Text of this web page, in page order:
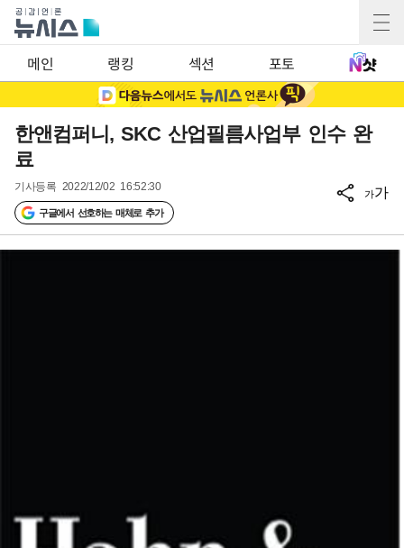
메인 랭킹 섹션 포토
한앤컴퍼니, SKC 산업필름사업부 인수 완
료
기사등록 2022/12/02 16:52:30
구글에서 선호하는 매체로 추가
가가